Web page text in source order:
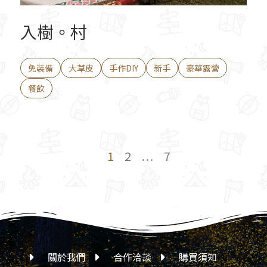
入樹。村
免裝備 大草皮 手作DIY 新手
豪華露營
餐飲
1 2 ... 7
關於我們 合作洽談
購買須知